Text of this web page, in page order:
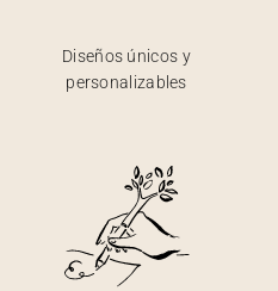
Diseños únicos y
personalizables